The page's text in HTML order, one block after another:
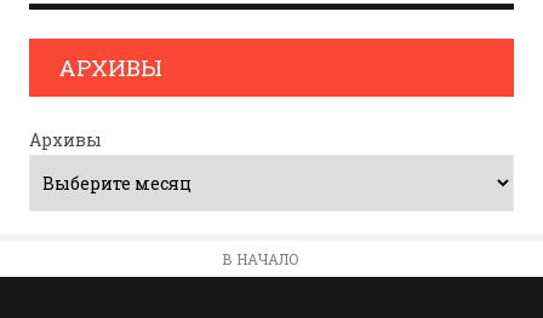
АРХИВЫ
Архивы
В НАЧАЛО